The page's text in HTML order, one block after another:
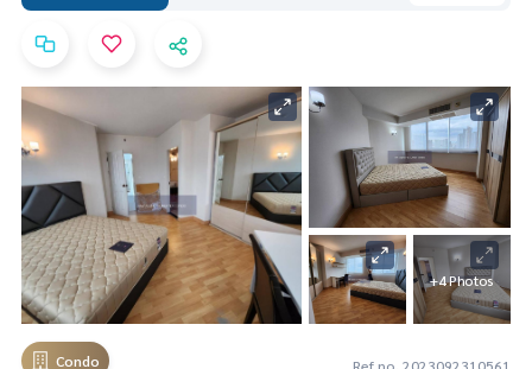
+4 Photos
Condo